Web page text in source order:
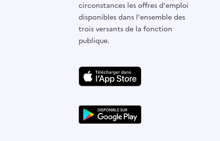
circonstances les offres d'emploi
disponibles dans l'ensemble des
trois versants de la fonction
publique.